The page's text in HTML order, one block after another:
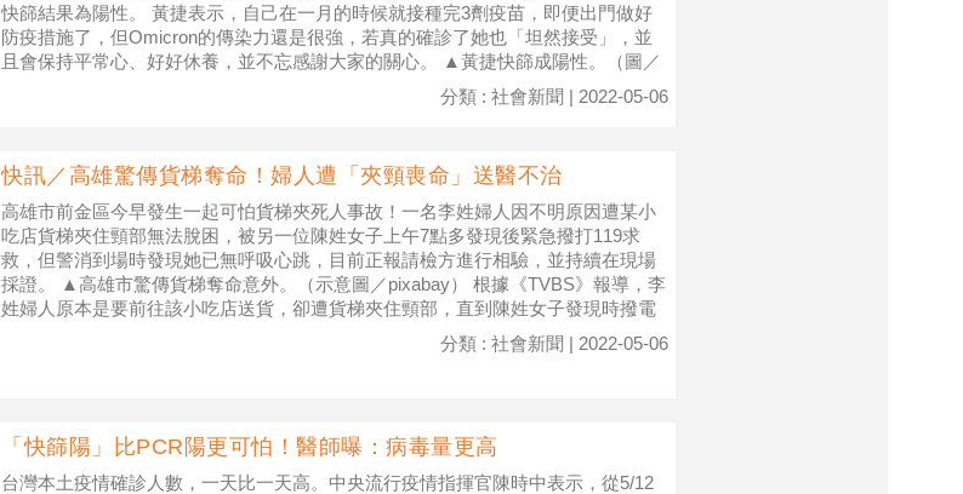
快篩結果為陽性。 黃捷表示，自己在一月的時候就接種完3劑疫苗，即便出門做好
防疫措施了，但Omicron的傳染力還是很強，若真的確診了她也「坦然接受」，並
且會保持平常心、好好休養，並不忘感謝大家的關心。 ▲黃捷快篩成陽性。（圖／
分類 : 社會新聞 | 2022-05-06
快訊／高雄驚傳貨梯奪命！婦人遭「夾頸喪命」送醫不治
高雄市前金區今早發生一起可怕貨梯夾死人事故！一名李姓婦人因不明原因遭某小
吃店貨梯夾住頸部無法脫困，被另一位陳姓女子上午7點多發現後緊急撥打119求
救，但警消到場時發現她已無呼吸心跳，目前正報請檢方進行相驗，並持續在現場
採證。 ▲高雄市驚傳貨梯奪命意外。（示意圖／pixabay） 根據《TVBS》報導，李
姓婦人原本是要前往該小吃店送貨，卻遭貨梯夾住頸部，直到陳姓女子發現時撥電
分類 : 社會新聞 | 2022-05-06
「快篩陽」比PCR陽更可怕！醫師曝：病毒量更高
台灣本土疫情確診人數，一天比一天高。中央流行疫情指揮官陳時中表示，從5/12